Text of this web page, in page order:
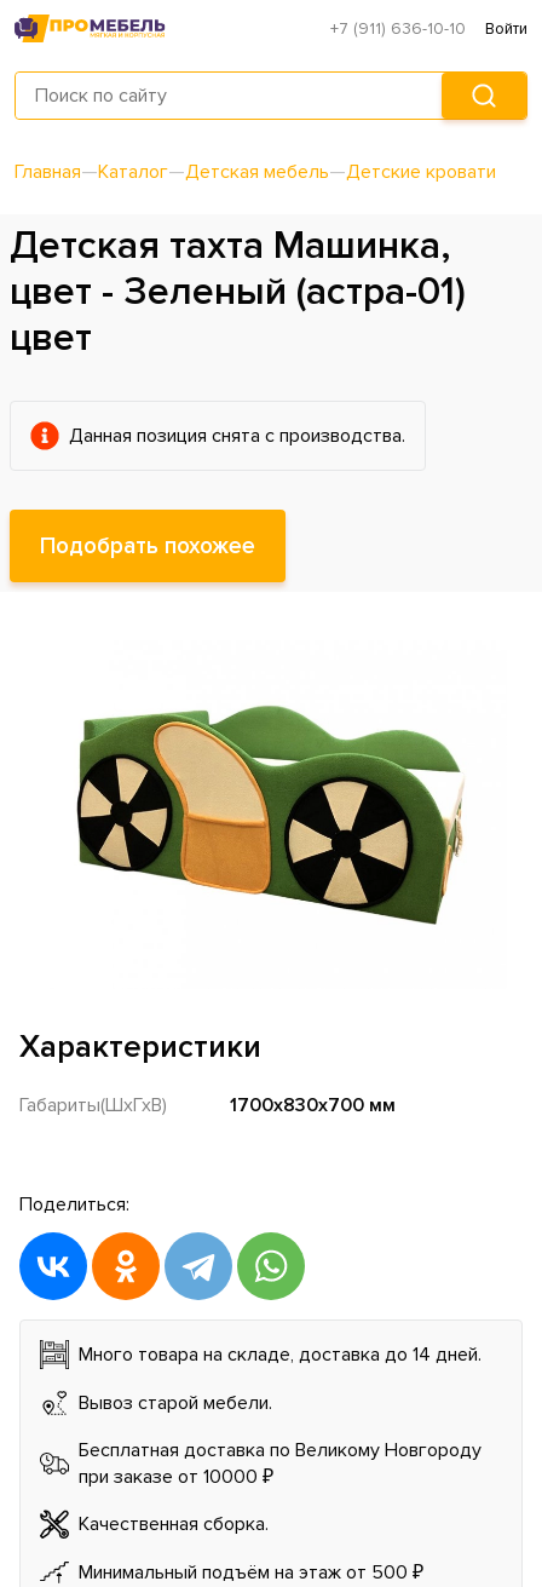
+7 (911) 636-10-10 Войти
Главная—Каталог—Детская мебель—Детские кровати
Детская тахта Машинка,
цвет - Зеленый (астра-01)
цвет
Данная позиция снята с производства.
Подобрать похожее
Характеристики
Габариты(ШхГхВ) 1700x830x700 мм
Поделиться:
Много товара на складе, доставка до 14 дней.
Вывоз старой мебели.
Бесплатная доставка по Великому Новгороду
при заказе от 10000 ₽
Качественная сборка.
Минимальный подъём на этаж от 500 ₽